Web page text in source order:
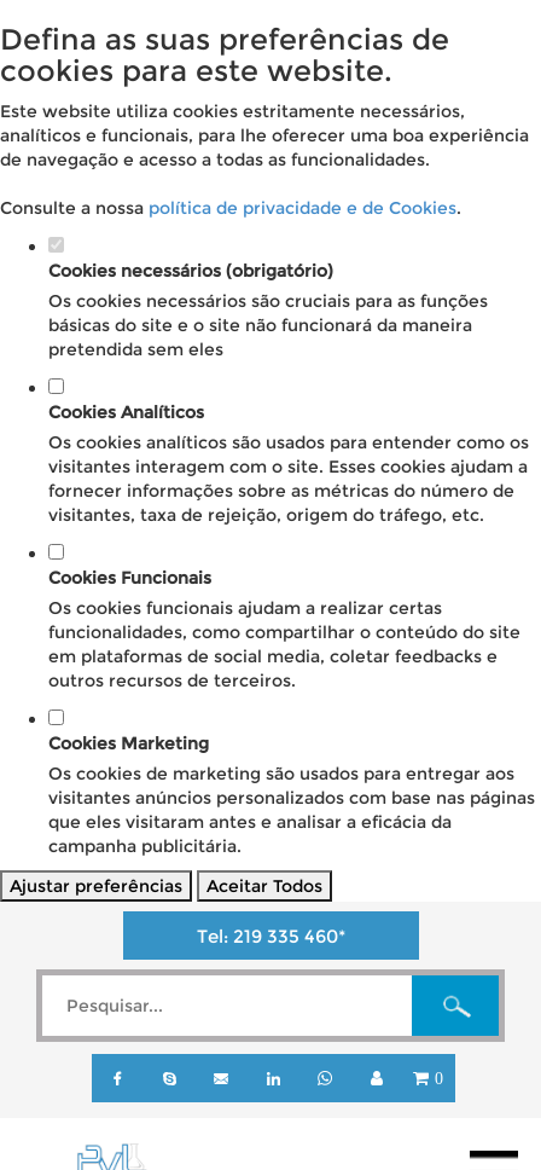
Defina as suas preferências de
cookies para este website.
Este website utiliza cookies estritamente necessários,
analíticos e funcionais, para lhe oferecer uma boa experiência
de navegação e acesso a todas as funcionalidades.
Consulte a nossa política de privacidade e de Cookies.
Cookies necessários (obrigatório)
Os cookies necessários são cruciais para as funções
básicas do site e o site não funcionará da maneira
pretendida sem eles
Cookies Analíticos
Os cookies analíticos são usados para entender como os
visitantes interagem com o site. Esses cookies ajudam a
fornecer informações sobre as métricas do número de
visitantes, taxa de rejeição, origem do tráfego, etc.
Cookies Funcionais
Os cookies funcionais ajudam a realizar certas
funcionalidades, como compartilhar o conteúdo do site
em plataformas de social media, coletar feedbacks e
outros recursos de terceiros.
Cookies Marketing
Os cookies de marketing são usados para entregar aos
visitantes anúncios personalizados com base nas páginas
que eles visitaram antes e analisar a eficácia da
campanha publicitária.
Ajustar preferências
Aceitar Todos
Tel: 219 335 460*
0